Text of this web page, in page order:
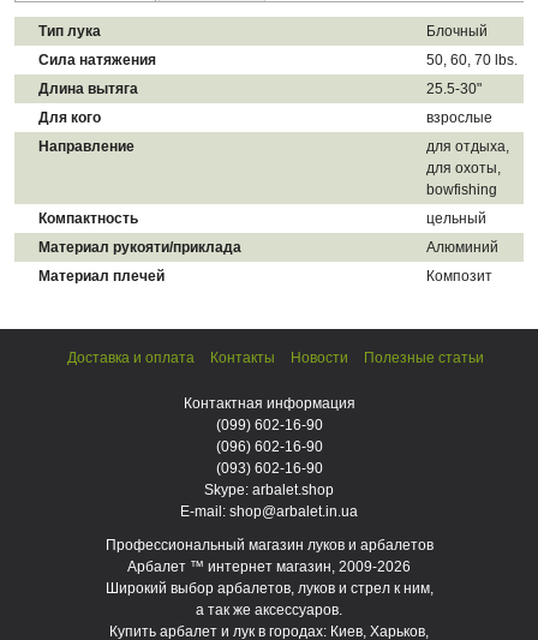
Тип лука
Блочный
Сила натяжения
50, 60, 70 lbs.
Длина вытяга
25.5-30"
Для кого
взрослые
Направление
для отдыха,
для охоты,
bowfishing
Компактность
цельный
Материал рукояти/приклада
Алюминий
Материал плечей
Композит
Профессиональный магазин луков и арбалетов
Арбалет ™ интернет магазин, 2009-2026
Широкий выбор арбалетов, луков и стрел к ним,
а так же аксессуаров.
Купить арбалет и лук в городах: Киев, Харьков,
Доставка и оплата Контакты Новости Полезные статьи
Контактная информация
(099) 602-16-90
(096) 602-16-90
(093) 602-16-90
Skype: arbalet.shop
E-mail: shop@arbalet.in.ua